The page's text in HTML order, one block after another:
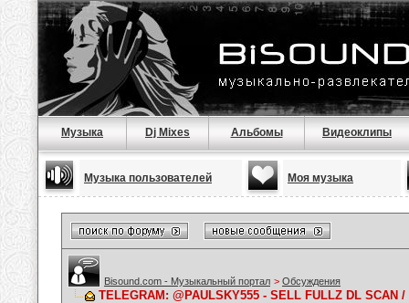
Музыка Dj Mixes Альбомы Видеоклипы
Музыка пользователей Моя музыка
Bisound.com - Музыкальный портал > Обсуждения
TELEGRAM: @PAULSKY555 - SELL FULLZ DL SCAN